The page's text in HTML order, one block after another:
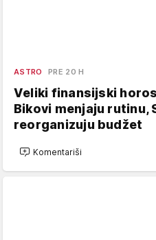
ASTRO PRE 20 H
Veliki finansijski
Bikovi menjaju rutinu,
reorganizuju budžet
Komentariši